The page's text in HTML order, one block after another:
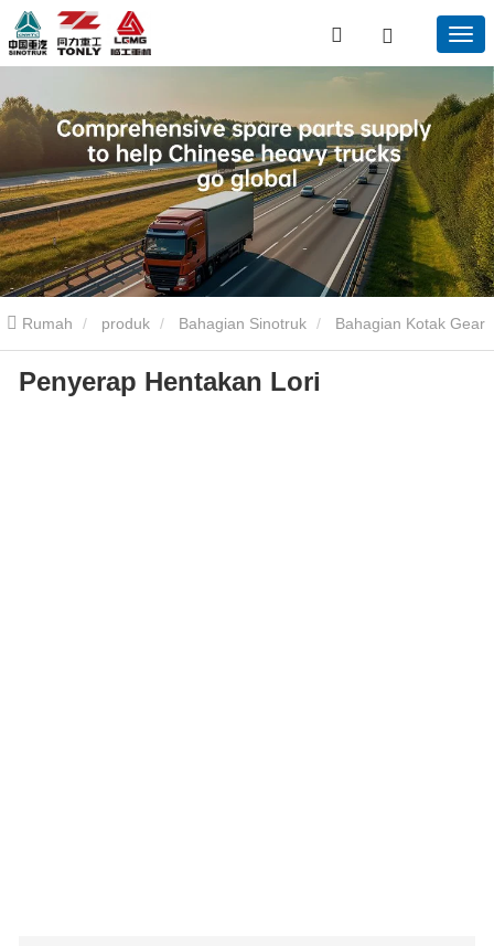
Rumah produk Bahagian Sinotruk Bahagian Kotak Gear
Sinotruk Penyerap Hentakan Lori
Penyerap Hentakan Lori